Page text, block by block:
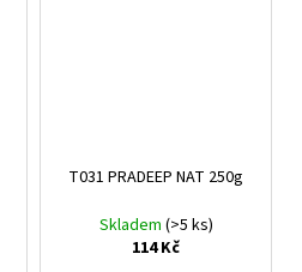
T031 PRADEEP NAT 250g
Skladem (>5 ks)
114 Kč